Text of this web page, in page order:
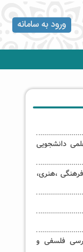
ورود به سامانه
دانشجویی
،هنری،
فلسفی و